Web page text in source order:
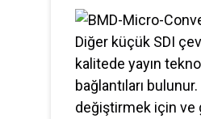
Diğer küçük SDI
kalitede yayın
bağlantıları
değiştirmek için ve